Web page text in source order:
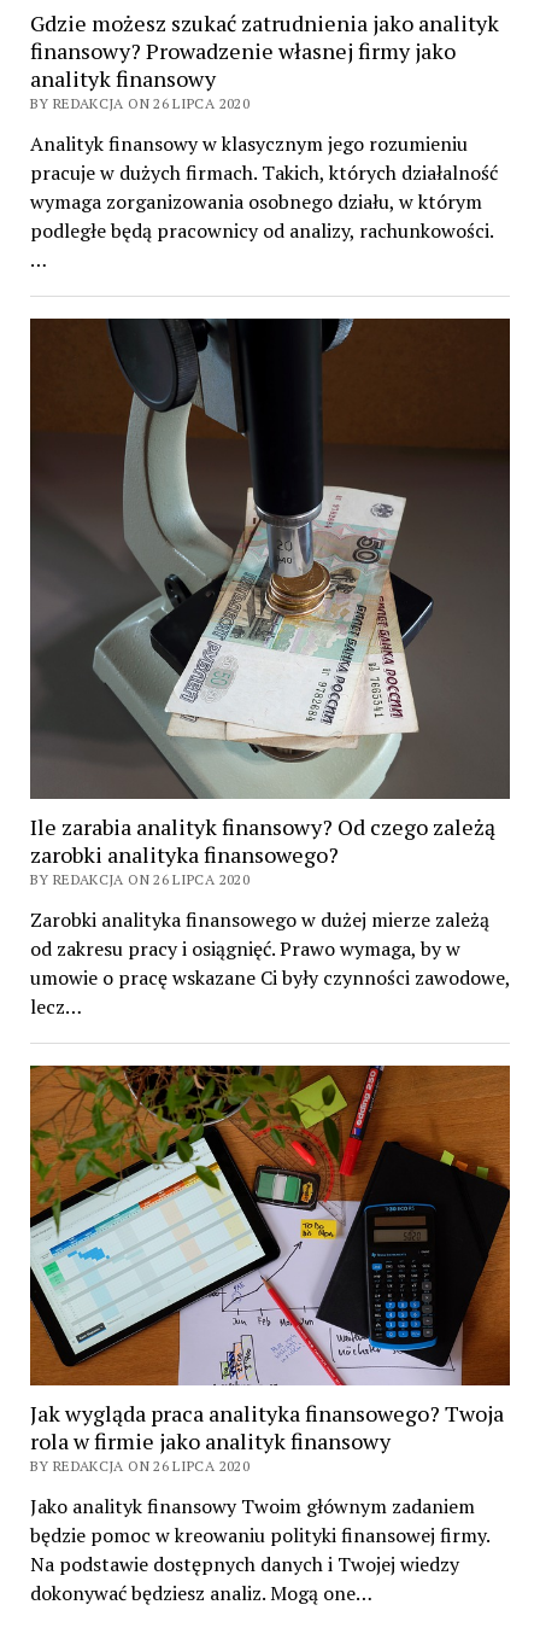
Gdzie możesz szukać zatrudnienia jako analityk
finansowy? Prowadzenie własnej firmy jako
analityk finansowy
BY REDAKCJA ON 26 LIPCA 2020
Analityk finansowy w klasycznym jego rozumieniu
pracuje w dużych firmach. Takich, których działalność
wymaga zorganizowania osobnego działu, w którym
podległe będą pracownicy od analizy, rachunkowości.
…
Ile zarabia analityk finansowy? Od czego zależą
zarobki analityka finansowego?
BY REDAKCJA ON 26 LIPCA 2020
Zarobki analityka finansowego w dużej mierze zależą
od zakresu pracy i osiągnięć. Prawo wymaga, by w
umowie o pracę wskazane Ci były czynności zawodowe,
lecz…
Jak wygląda praca analityka finansowego? Twoja
rola w firmie jako analityk finansowy
BY REDAKCJA ON 26 LIPCA 2020
Jako analityk finansowy Twoim głównym zadaniem
będzie pomoc w kreowaniu polityki finansowej firmy.
Na podstawie dostępnych danych i Twojej wiedzy
dokonywać będziesz analiz. Mogą one…